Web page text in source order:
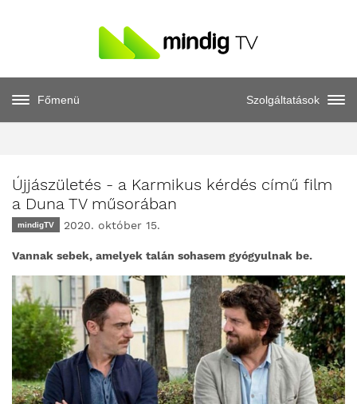
Főmenü Szolgáltatások
Újjászületés - a Karmikus kérdés című film
a Duna TV műsorában
mindigTV 2020. október 15.
Vannak sebek, amelyek talán sohasem gyógyulnak be.